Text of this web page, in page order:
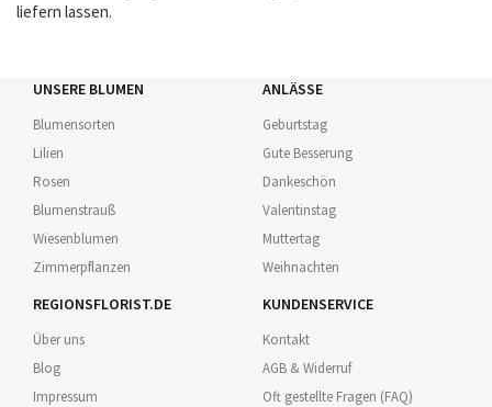
liefern lassen.
UNSERE BLUMEN
Blumensorten
Lilien
Rosen
Blumenstrauß
Wiesenblumen
Zimmerpflanzen
ANLÄSSE
Geburtstag
Gute Besserung
Dankeschön
Valentinstag
Muttertag
Weihnachten
REGIONSFLORIST.DE
Über uns
Blog
Impressum
KUNDENSERVICE
Kontakt
AGB & Widerruf
Oft gestellte Fragen (FAQ)